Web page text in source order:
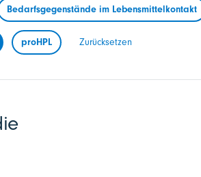
Bedarfsgegenstände im Lebensmittelkontakt
proHPL Zurücksetzen